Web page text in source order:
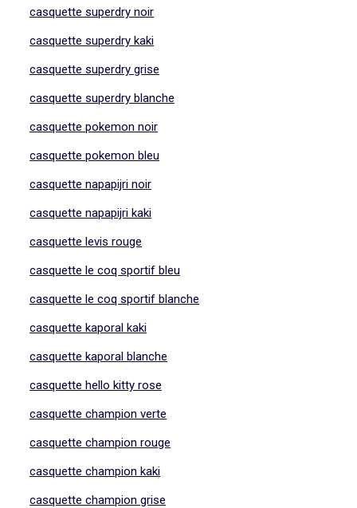
casquette superdry noir
casquette superdry kaki
casquette superdry grise
casquette superdry blanche
casquette pokemon noir
casquette pokemon bleu
casquette napapijri noir
casquette napapijri kaki
casquette levis rouge
casquette le coq sportif bleu
casquette le coq sportif blanche
casquette kaporal kaki
casquette kaporal blanche
casquette hello kitty rose
casquette champion verte
casquette champion rouge
casquette champion kaki
casquette champion grise